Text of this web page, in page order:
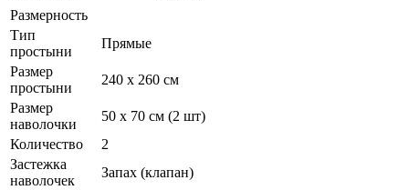
Размерность
Тип
простыни
Прямые
Размер
простыни
240 х 260 см
Размер
наволочки
50 х 70 см (2 шт)
Количество
2
Застежка
наволочек
Запах (клапан)